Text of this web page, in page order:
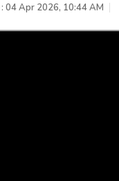
04 Apr 2026, 10:44 AM